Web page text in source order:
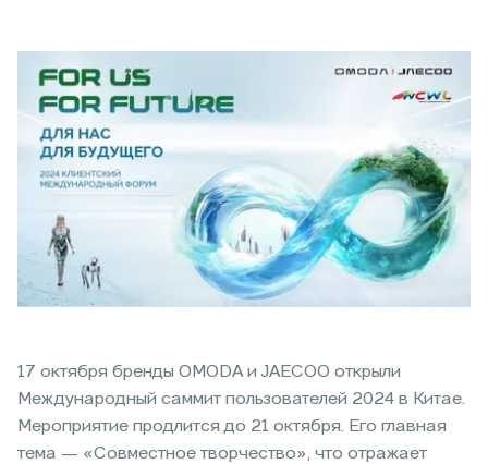
17 октября бренды OMODA и JAECOO открыли
Международный саммит пользователей 2024 в Китае.
Мероприятие продлится до 21 октября. Его главная
тема — «Совместное творчество», что отражает